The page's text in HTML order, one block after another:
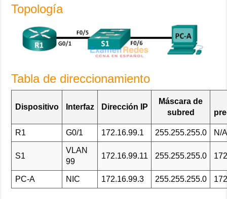
Topología
Tabla de direccionamiento
Dispositivo Interfaz Dirección IP
Máscara de
subred
R1 G0/1 172.16.99.1 255.255.255.0 N/A
S1
VLAN
99
172.16.99.11 255.255.255.0
PC-A NIC 172.16.99.3 255.255.255.0